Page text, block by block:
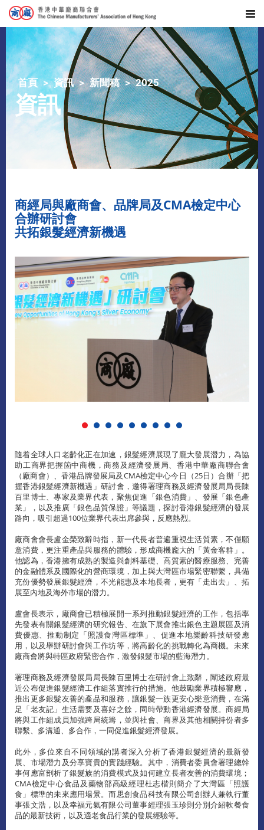
首頁 資訊 新聞稿 2025
資訊
商經局與廠商會、品牌局及CMA檢定中心
合辦研討會
共拓銀髮經濟新機遇
隨着全球人口老齡化正在加速，銀髮經濟展現了龐大發展潛力，為協
助工商界把握箇中商機，商務及經濟發展局、香港中華廠商聯合會
（廠商會）、香港品牌發展局及CMA檢定中心今日（25日）合辦「把
握香港銀髮經濟新機遇」研討會，邀得署理商務及經濟發展局局長陳
百里博士、專家及業界代表，聚焦促進「銀色消費」、發展「銀色產
業」，以及推廣「銀色品質保證」等議題，探討香港銀髮經濟的發展
路向，吸引超過100位業界代表出席參與，反應熱烈。
廠商會會長盧金榮致辭時指，新一代長者普遍重視生活質素，不僅願
意消費，更注重產品與服務的體驗，形成商機龐大的「黃金客群」。
他認為，香港擁有成熟的製造與創科基礎、高質素的醫療服務、完善
的金融體系及國際化的營商環境，加上與大灣區市場緊密聯繫，具備
充份優勢發展銀髮經濟，不光能惠及本地長者，更有「走出去」、拓
展至內地及海外市場的潛力。
盧會長表示，廠商會已積極展開一系列推動銀髮經濟的工作，包括率
先發表有關銀髮經濟的研究報告、在旗下展會推出銀色主題展區及消
費優惠、推動制定「照護食灣區標準」、促進本地樂齡科技研發應
用，以及舉辦研討會與工作坊等，將高齡化的挑戰轉化為商機。未來
廠商會將與特區政府緊密合作，激發銀髮市場的藍海潛力。
署理商務及經濟發展局局長陳百里博士在研討會上致辭，闡述政府最
近公布促進銀髮經濟工作組落實推行的措施。他鼓勵業界積極響應，
推出更多銀髮友善的產品和服務，讓銀髮一族更安心樂意消費，在滿
足「老友記」生活需要及喜好之餘，同時帶動香港經濟發展。商經局
將與工作組成員加強跨局統籌，並與社會、商界及其他相關持份者多
聯繫、多溝通、多合作，一同促進銀髮經濟發展。
此外，多位來自不同領域的講者深入分析了香港銀髮經濟的最新發
展、市場潛力及分享寶貴的實踐經驗。其中，消費者委員會署理總幹
事何應富剖析了銀髮族的消費模式及如何建立長者友善的消費環境；
CMA檢定中心食品及藥物部高級經理杜志楷則簡介了大灣區「照護
食」標準的未來應用場景。而思創食品科技有限公司創辦人兼執行董
事張文浩，以及幸福元氣有限公司董事經理張玉珍則分別介紹軟餐食
品的最新技術，以及適老食品行業的發展經驗等。